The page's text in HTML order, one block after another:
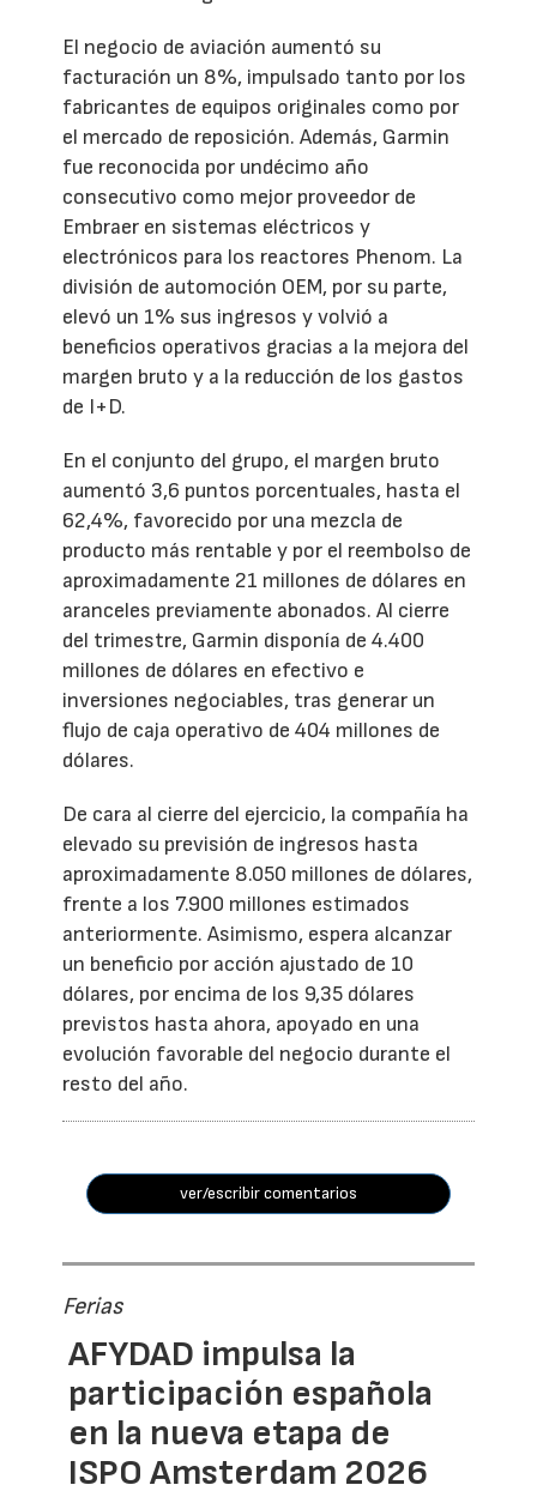
El negocio de aviación aumentó su
facturación un 8%, impulsado tanto por los
fabricantes de equipos originales como por
el mercado de reposición. Además, Garmin
fue reconocida por undécimo año
consecutivo como mejor proveedor de
Embraer en sistemas eléctricos y
electrónicos para los reactores Phenom. La
división de automoción OEM, por su parte,
elevó un 1% sus ingresos y volvió a
beneficios operativos gracias a la mejora del
margen bruto y a la reducción de los gastos
de I+D.
En el conjunto del grupo, el margen bruto
aumentó 3,6 puntos porcentuales, hasta el
62,4%, favorecido por una mezcla de
producto más rentable y por el reembolso de
aproximadamente 21 millones de dólares en
aranceles previamente abonados. Al cierre
del trimestre, Garmin disponía de 4.400
millones de dólares en efectivo e
inversiones negociables, tras generar un
flujo de caja operativo de 404 millones de
dólares.
De cara al cierre del ejercicio, la compañía ha
elevado su previsión de ingresos hasta
aproximadamente 8.050 millones de dólares,
frente a los 7.900 millones estimados
anteriormente. Asimismo, espera alcanzar
un beneficio por acción ajustado de 10
dólares, por encima de los 9,35 dólares
previstos hasta ahora, apoyado en una
evolución favorable del negocio durante el
resto del año.
ver/escribir comentarios
Ferias
AFYDAD impulsa la
participación española
en la nueva etapa de
ISPO Amsterdam 2026